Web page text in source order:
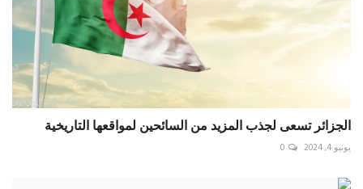
الجزائر تسعى لجذب المزيد من السائحين لمواقعها التاريخية
يونيو 4, 2024 0